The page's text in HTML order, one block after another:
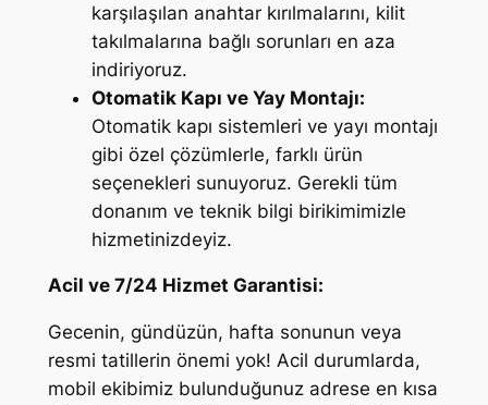
karşılaşılan anahtar kırılmalarını, kilit
takılmalarına bağlı sorunları en aza
indiriyoruz.
Otomatik Kapı ve Yay Montajı:
Otomatik kapı sistemleri ve yayı montajı
gibi özel çözümlerle, farklı ürün
seçenekleri sunuyoruz. Gerekli tüm
donanım ve teknik bilgi birikimimizle
hizmetinizdeyiz.
Acil ve 7/24 Hizmet Garantisi:
Gecenin, gündüzün, hafta sonunun veya
resmi tatillerin önemi yok! Acil durumlarda,
mobil ekibimiz bulunduğunuz adrese en kısa